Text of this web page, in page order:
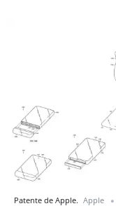
Patente de Apple. Apple